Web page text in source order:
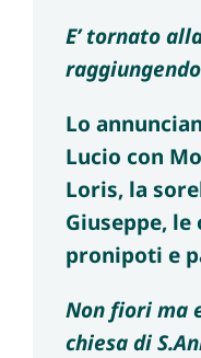
E’ tornato
Lo
Lucio con
Loris, la
Giuseppe,
pronipoti e
Non fiori ma
chiesa di